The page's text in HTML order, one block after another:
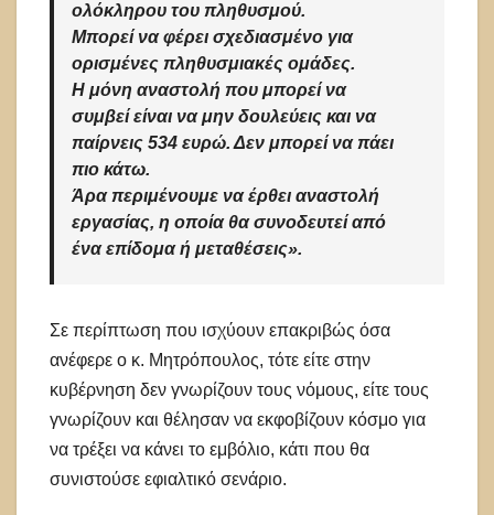
ολόκληρου του πληθυσμού.
Μπορεί να φέρει σχεδιασμένο για
ορισμένες πληθυσμιακές ομάδες.
Η μόνη αναστολή που μπορεί να
συμβεί είναι να μην δουλεύεις και να
παίρνεις 534 ευρώ. Δεν μπορεί να πάει
πιο κάτω.
Άρα περιμένουμε να έρθει αναστολή
εργασίας, η οποία θα συνοδευτεί από
ένα επίδομα ή μεταθέσεις».
Σε περίπτωση που ισχύουν επακριβώς όσα
ανέφερε ο κ. Μητρόπουλος, τότε είτε στην
κυβέρνηση δεν γνωρίζουν τους νόμους, είτε τους
γνωρίζουν και θέλησαν να εκφοβίζουν κόσμο για
να τρέξει να κάνει το εμβόλιο, κάτι που θα
συνιστούσε εφιαλτικό σενάριο.